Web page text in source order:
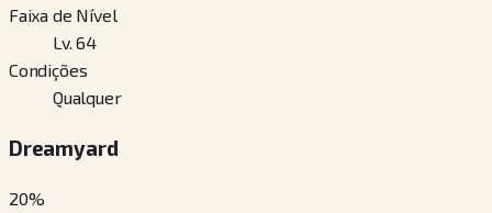
Faixa de Nível
Lv. 64
Condições
Qualquer
Dreamyard
20%